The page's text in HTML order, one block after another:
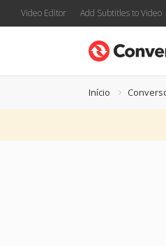
Video Editor Add Subtitles to Video
Início